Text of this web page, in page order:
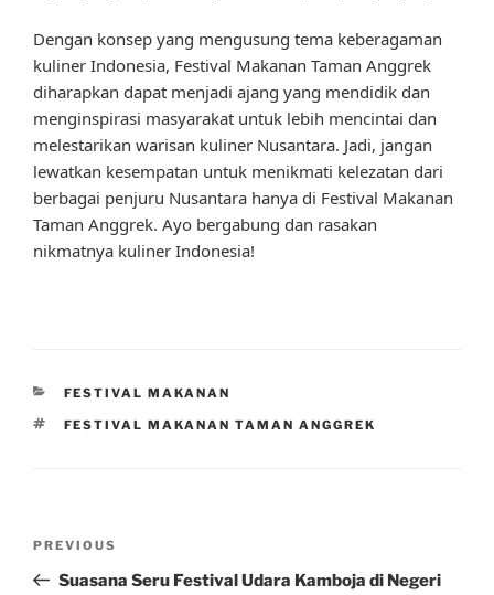
Dengan konsep yang mengusung tema keberagaman
kuliner Indonesia, Festival Makanan Taman Anggrek
diharapkan dapat menjadi ajang yang mendidik dan
menginspirasi masyarakat untuk lebih mencintai dan
melestarikan warisan kuliner Nusantara. Jadi, jangan
lewatkan kesempatan untuk menikmati kelezatan dari
berbagai penjuru Nusantara hanya di Festival Makanan
Taman Anggrek. Ayo bergabung dan rasakan
nikmatnya kuliner Indonesia!
CATEGORIES
FESTIVAL MAKANAN
TAGS
FESTIVAL MAKANAN TAMAN ANGGREK
Previous
Post
PREVIOUS
Suasana Seru Festival Udara Kamboja di Negeri